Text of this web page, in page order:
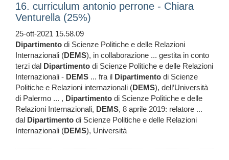
16. curriculum antonio perrone - Chiara
Venturella (25%)
25-ott-2021 15.58.09
Dipartimento di Scienze Politiche e delle Relazioni
Internazionali (DEMS), in collaborazione ... gestita in conto
terzi dal Dipartimento di Scienze Politiche e delle Relazioni
Internazionali - DEMS ... fra il Dipartimento di Scienze
Politiche e Relazioni internazionali (DEMS), dell’Università
di Palermo ... , Dipartimento di Scienze Politiche e delle
Relazioni Internazionali, DEMS, 8 aprile 2019: relatore ...
dal Dipartimento di Scienze Politiche e delle Relazioni
Internazionali (DEMS), Università